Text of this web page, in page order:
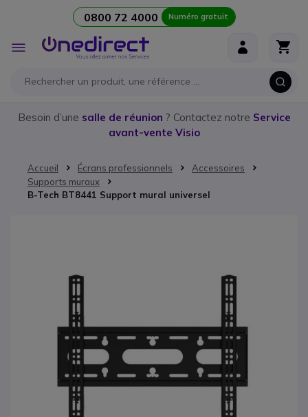
0800 72 4000 Numéro gratuit
Affichage
navigation
Besoin d’une salle de réunion ? Contactez notre Service
avant-vente Visio
Accueil Écrans professionnels
Accessoires
Supports muraux
B-Tech BT8441 Support mural universel